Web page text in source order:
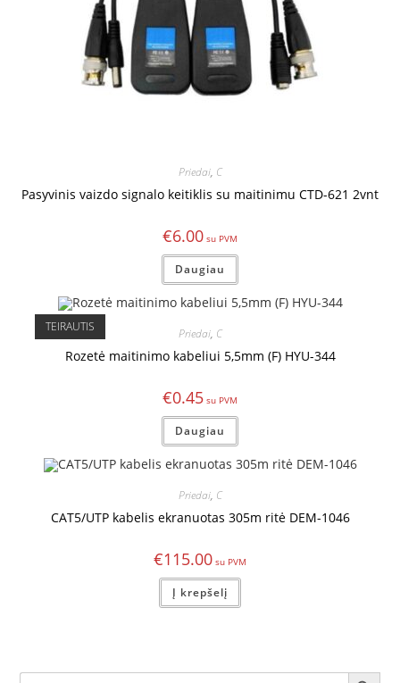
Priedai, C
Pasyvinis vaizdo signalo keitiklis su maitinimu CTD-621 2vnt
€6.00
Daugiau
TEIRAUTIS Priedai, C
Rozetė maitinimo kabeliui 5,5mm (F) HYU-344
€0.45
Daugiau
Priedai, C
CAT5/UTP kabelis ekranuotas 305m ritė DEM-1046
€115.00
Į krepšelį
Search SEARCH BUTTON